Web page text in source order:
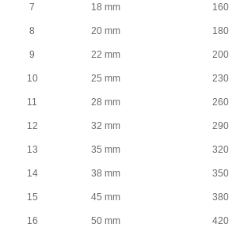
7 18 mm 160
8 20 mm 180
9 22 mm 200
10 25 mm 230
11 28 mm 260
12 32 mm 290
13 35 mm 320
14 38 mm 350
15 45 mm 380
16 50 mm 420